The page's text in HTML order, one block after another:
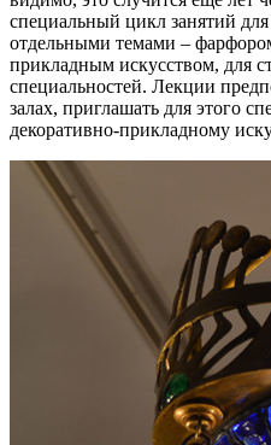
специальный цикл занятий для
отдельными темами –
прикладным искусством, для
специальностей. Лекции
залах, приглашать для этого
декоративно-прикладному